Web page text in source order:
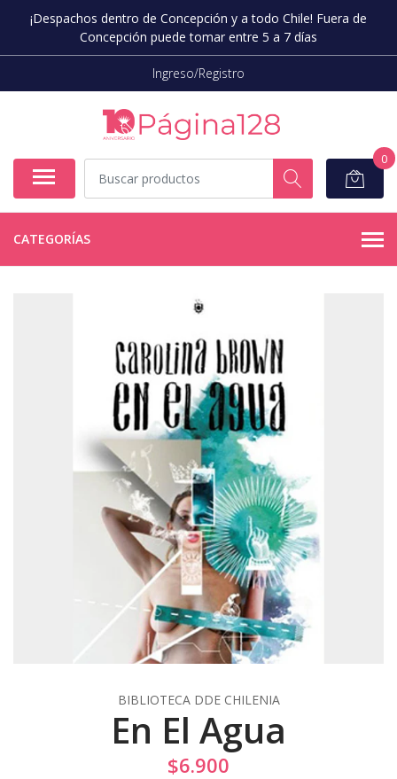
¡Despachos dentro de Concepción y a todo Chile! Fuera de
Concepción puede tomar entre 5 a 7 días
Ingreso/Registro
0
CATEGORÍAS
BIBLIOTECA DDE CHILENIA
En El Agua
$6.900